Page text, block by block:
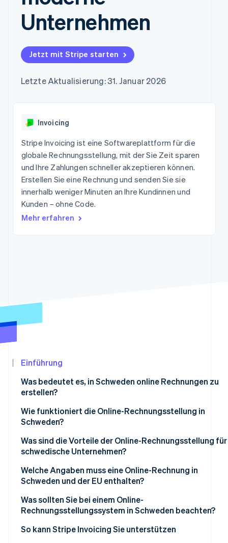
125
Terminal
Authorization
Boost
Autorisierungsraten
Link
Bezahlvorgang
Connections
Finanzdaten
Product roadmap
Ausblick
Radar
Geldmanagement
Plattformen
SaaS
KI-Unternehmen
Medien und
Unterhaltung
Gemeinnützige
Organisationen
Fachdienstleistungen
Öffentlicher Sektor
Einzelhandel
Ecosystem
Marktplatz auf
Grundlagen der
Abonnementverwaltung
nutzungsbasierte
Abrechnung um
Karten ausgeben: So
Ressourcen
App-Integrationen
Code-Beispiele
Entwickler-Blog
API-Status
Produkt-Roadmap
Stripe Sessions
Karriere
Stripe Press
Kontakt
Unternehmen
Jetzt mit Stripe starten
Letzte Aktualisierung: 31. Januar 2026
Invoicing
Stripe Invoicing ist eine Softwareplattform für die
globale Rechnungsstellung, mit der Sie Zeit sparen
und Ihre Zahlungen schneller akzeptieren können.
Erstellen Sie eine Rechnung und senden Sie sie
innerhalb weniger Minuten an Ihre Kundinnen und
Kunden – ohne Code.
Mehr erfahren
Einführung
Was bedeutet es, in Schweden online Rechnungen zu
erstellen?
Digitale Rechnungen
Wie funktioniert die Online-Rechnungsstellung in
Schweden?
1. Die Rechnung wird digital erstellt
3. Verarbeitung und Bezahlung durch die Kundinnen
4. Nachverfolgung und Erfassung der Zahlung
Was sind die Vorteile der Online-Rechnungsstellung für
schwedische Unternehmen?
Schnellere Zahlungen und gesünderer Cashflow
Weniger Fehler und Anfechtungen
Integrierte Compliance
Welche Angaben muss eine Online-Rechnung in
Schweden und der EU enthalten?
Wesentliche Rechnungsangaben
Verkäufer- und Käuferangaben
Beschreibung dessen, was Sie verkaufen
Was sollten Sie bei einem Online-
Rechnungsstellungssystem in Schweden beachten?
Standardmäßig Compliance
So kann Stripe Invoicing Sie unterstützen